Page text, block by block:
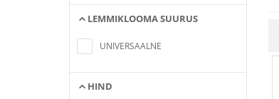
LEMMIKLOOMA SUURUS
criteria
UNIVERSAALNE
HIND